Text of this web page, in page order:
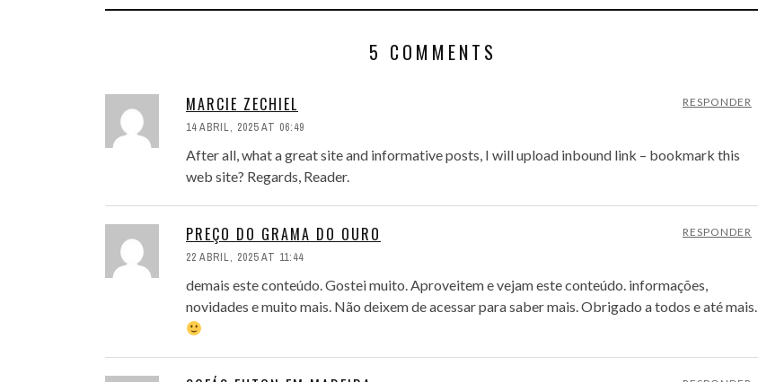
5 COMMENTS
MARCIE ZECHIEL
14 ABRIL, 2025 AT 06:49
RESPONDER
After all, what a great site and informative posts, I will upload inbound link – bookmark this
web site? Regards, Reader.
PREÇO DO GRAMA DO OURO
22 ABRIL, 2025 AT 11:44
RESPONDER
demais este conteúdo. Gostei muito. Aproveitem e vejam este conteúdo. informações,
novidades e muito mais. Não deixem de acessar para saber mais. Obrigado a todos e até mais.